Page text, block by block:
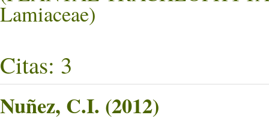
Lamiaceae)
Citas: 3
Nuñez, C.I. (2012)